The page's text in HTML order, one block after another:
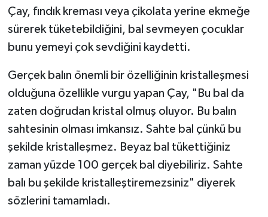
Çay, fındık kreması veya çikolata yerine ekmeğe
sürerek tüketebildiğini, bal sevmeyen çocuklar
bunu yemeyi çok sevdiğini kaydetti.
Gerçek balın önemli bir özelliğinin kristalleşmesi
olduğuna özellikle vurgu yapan Çay, "Bu bal da
zaten doğrudan kristal olmuş oluyor. Bu balın
sahtesinin olması imkansız. Sahte bal çünkü bu
şekilde kristalleşmez. Beyaz bal tükettiğiniz
zaman yüzde 100 gerçek bal diyebiliriz. Sahte
balı bu şekilde kristalleştiremezsiniz" diyerek
sözlerini tamamladı.